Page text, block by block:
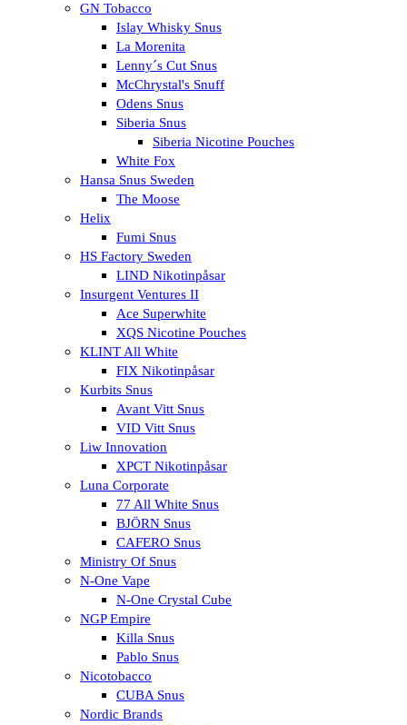
GN Tobacco
Islay Whisky Snus
La Morenita
Lenny´s Cut Snus
McChrystal's Snuff
Odens Snus
Siberia Snus
Siberia Nicotine Pouches
White Fox
Hansa Snus Sweden
The Moose
Helix
Fumi Snus
HS Factory Sweden
LIND Nikotinpåsar
Insurgent Ventures II
Ace Superwhite
XQS Nicotine Pouches
KLINT All White
FIX Nikotinpåsar
Kurbits Snus
Avant Vitt Snus
VID Vitt Snus
Liw Innovation
XPCT Nikotinpåsar
Luna Corporate
77 All White Snus
BJÖRN Snus
CAFERO Snus
Ministry Of Snus
N-One Vape
N-One Crystal Cube
NGP Empire
Killa Snus
Pablo Snus
Nicotobacco
CUBA Snus
Nordic Brands